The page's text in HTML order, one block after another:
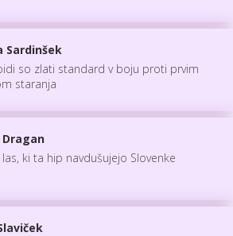
Sardinšek
so zlati standard v boju proti prvim
staranja
Dragan
las, ki ta hip navdušujejo Slovenke